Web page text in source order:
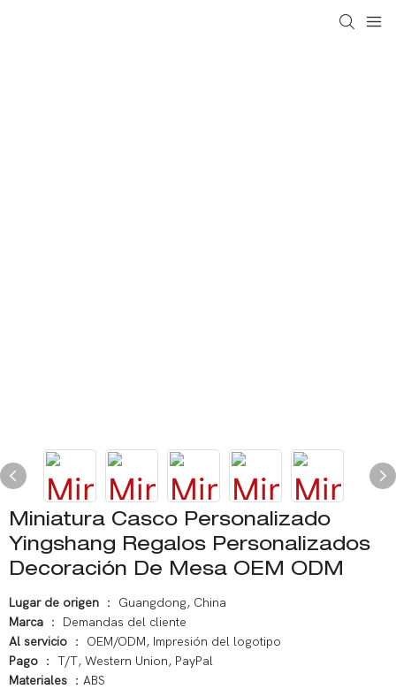
Miniatura Casco Personalizado
Yingshang Regalos Personalizados
Decoración De Mesa OEM ODM
Lugar de origen ： Guangdong, China
Marca ： Demandas del cliente
Al servicio ： OEM/ODM, Impresión del logotipo
Pago ： T/T, Western Union, PayPal
Materiales ：ABS